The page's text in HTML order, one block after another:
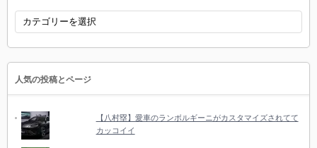
カ
ゴ
リ
人気の投稿とページ
【八村塁】愛車のランボルギーニがカスタマイズされてて
カッコイイ